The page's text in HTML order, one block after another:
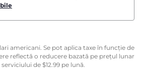
americani. Se pot aplica taxe în funcție de
reflectă o reducere bazată pe prețul lunar
de $12.99 pe lună.